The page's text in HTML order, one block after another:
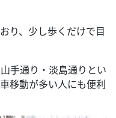
り、少し歩くだけで目
手通り・淡島通りとい
移動が多い人にも便利